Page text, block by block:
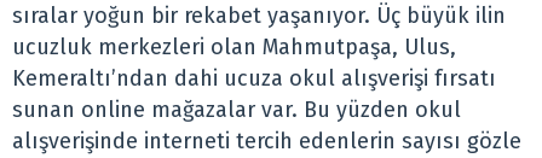
sıralar yoğun bir rekabet yaşanıyor. Üç büyük ilin
ucuzluk merkezleri olan Mahmutpaşa, Ulus,
Kemeraltı’ndan dahi ucuza okul alışverişi fırsatı
sunan online mağazalar var. Bu yüzden okul
alışverişinde interneti tercih edenlerin sayısı gözle